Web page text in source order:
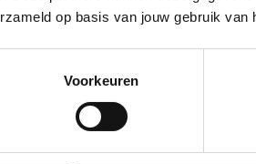
op basis van jouw gebruik van
Voorkeuren
situatie op het
we alle informatie